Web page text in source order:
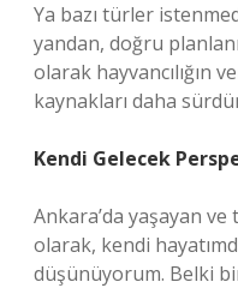
Ya bazı türler
yandan, doğru
olarak hayvancılığın
kaynakları daha
Kendi Gelecek
Ankara’da yaşayan
olarak, kendi
düşünüyorum. Belki